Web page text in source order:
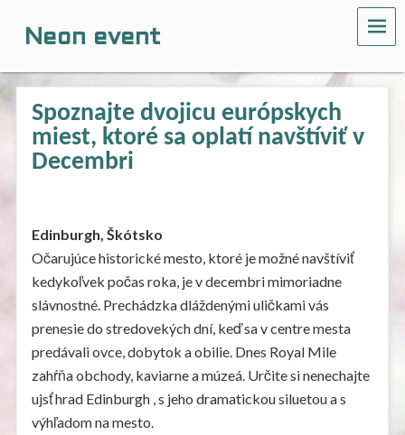
Neon event
Spoznajte dvojicu európskych
miest, ktoré sa oplatí navštíviť v
Decembri
Edinburgh, Škótsko
Očarujúce historické mesto, ktoré je možné navštíviť
kedykoľvek počas roka, je v decembri mimoriadne
slávnostné. Prechádzka dláždenými uličkami vás
prenesie do stredovekých dní, keď sa v centre mesta
predávali ovce, dobytok a obilie. Dnes Royal Mile
zahŕňa obchody, kaviarne a múzeá. Určite si nenechajte
ujsť hrad Edinburgh , s jeho dramatickou siluetou a s
výhľadom na mesto.